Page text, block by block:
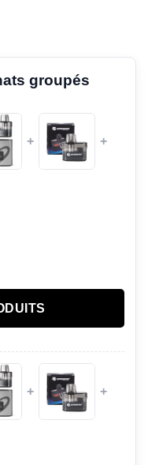
groupés
+ +
+ +